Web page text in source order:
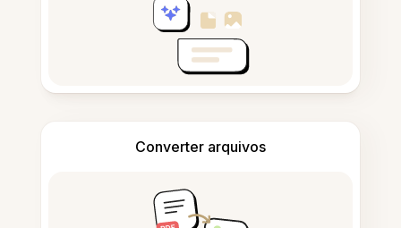
Converter arquivos